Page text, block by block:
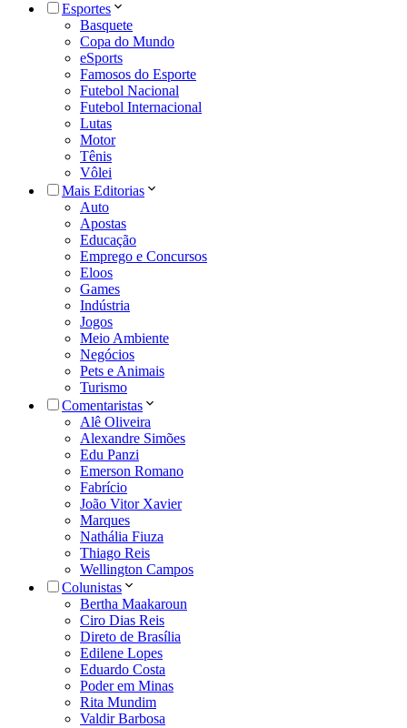
Esportes
Basquete
Copa do Mundo
eSports
Famosos do Esporte
Futebol Nacional
Futebol Internacional
Lutas
Motor
Tênis
Vôlei
Mais Editorias
Auto
Apostas
Educação
Emprego e Concursos
Eloos
Games
Indústria
Jogos
Meio Ambiente
Negócios
Pets e Animais
Turismo
Comentaristas
Alê Oliveira
Alexandre Simões
Edu Panzi
Emerson Romano
Fabrício
João Vitor Xavier
Marques
Nathália Fiuza
Thiago Reis
Wellington Campos
Colunistas
Bertha Maakaroun
Ciro Dias Reis
Direto de Brasília
Edilene Lopes
Eduardo Costa
Poder em Minas
Rita Mundim
Valdir Barbosa